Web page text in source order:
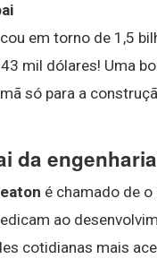
em torno de 1,5
mil dólares! Uma
só para a
da
é chamado de o
ao
cotidianas mais